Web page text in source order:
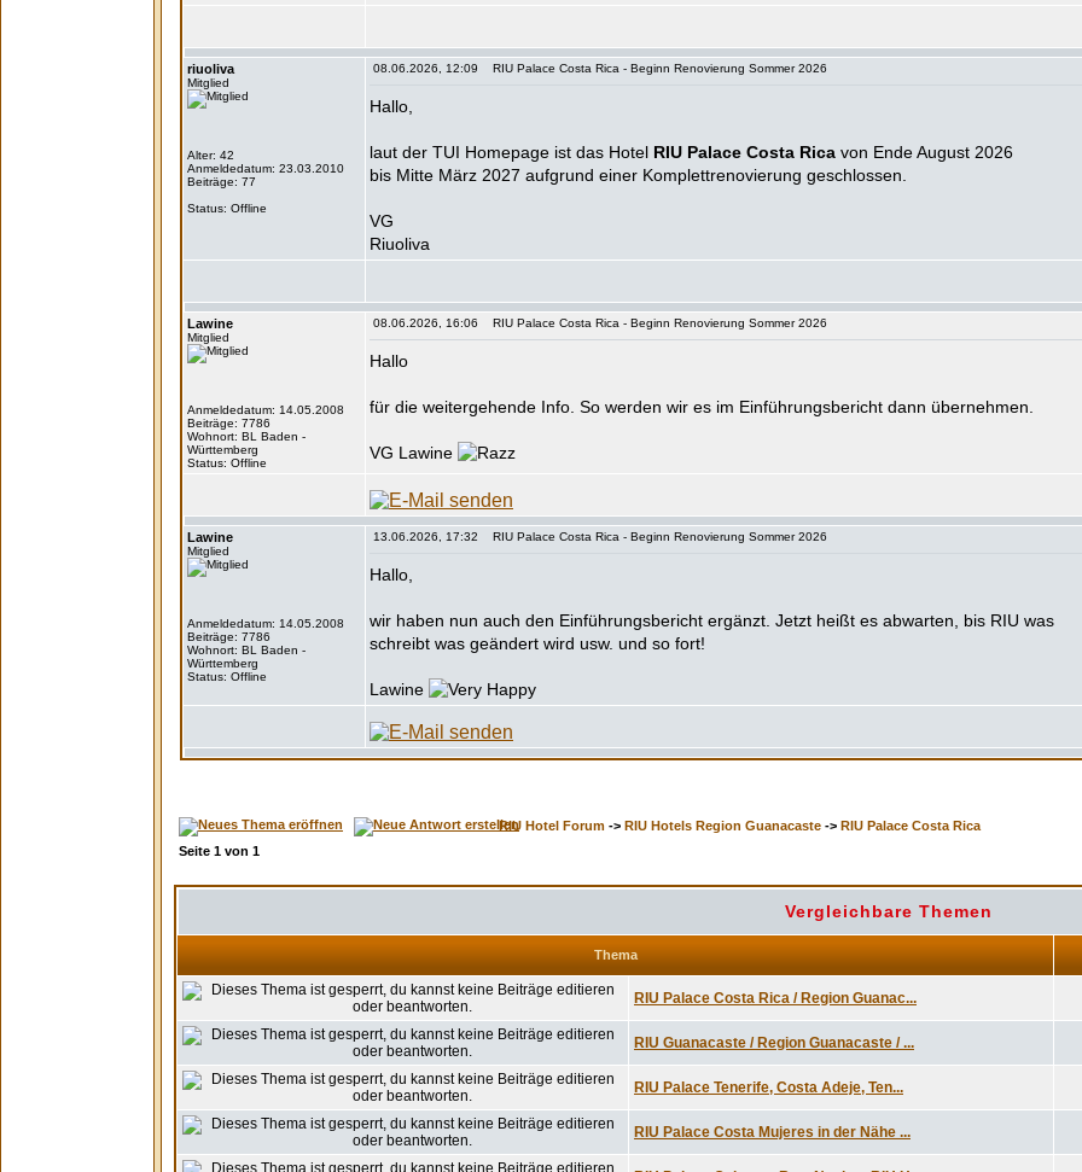
riuoliva
Mitglied
Alter: 42
Anmeldedatum: 23.03.2010
Beiträge: 77
Status: Offline
08.06.2026, 12:09 RIU Palace Costa Rica - Beginn Renovierung Sommer 2026
Hallo,
laut der TUI Homepage ist das Hotel RIU Palace Costa Rica von Ende August 2026
bis Mitte März 2027 aufgrund einer Komplettrenovierung geschlossen.
VG
Riuoliva
Lawine
Mitglied
Anmeldedatum: 14.05.2008
Beiträge: 7786
Wohnort: BL Baden -
Württemberg
Status: Offline
08.06.2026, 16:06 RIU Palace Costa Rica - Beginn Renovierung Sommer 2026
Hallo
für die weitergehende Info. So werden wir es im Einführungsbericht dann übernehmen.
VG Lawine
Lawine
Mitglied
Anmeldedatum: 14.05.2008
Beiträge: 7786
Wohnort: BL Baden -
Württemberg
Status: Offline
13.06.2026, 17:32 RIU Palace Costa Rica - Beginn Renovierung Sommer 2026
Hallo,
wir haben nun auch den Einführungsbericht ergänzt. Jetzt heißt es abwarten, bis RIU was
schreibt was geändert wird usw. und so fort!
Lawine
RIU Hotel Forum -> RIU Hotels Region Guanacaste -> RIU Palace Costa Rica
Seite 1 von 1
Vergleichbare Themen
Thema
RIU Palace Costa Rica / Region Guanac...
RIU Guanacaste / Region Guanacaste / ...
RIU Palace Tenerife, Costa Adeje, Ten...
RIU Palace Costa Mujeres in der Nähe ...